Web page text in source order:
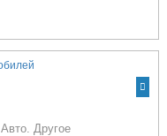
Авто. Другое